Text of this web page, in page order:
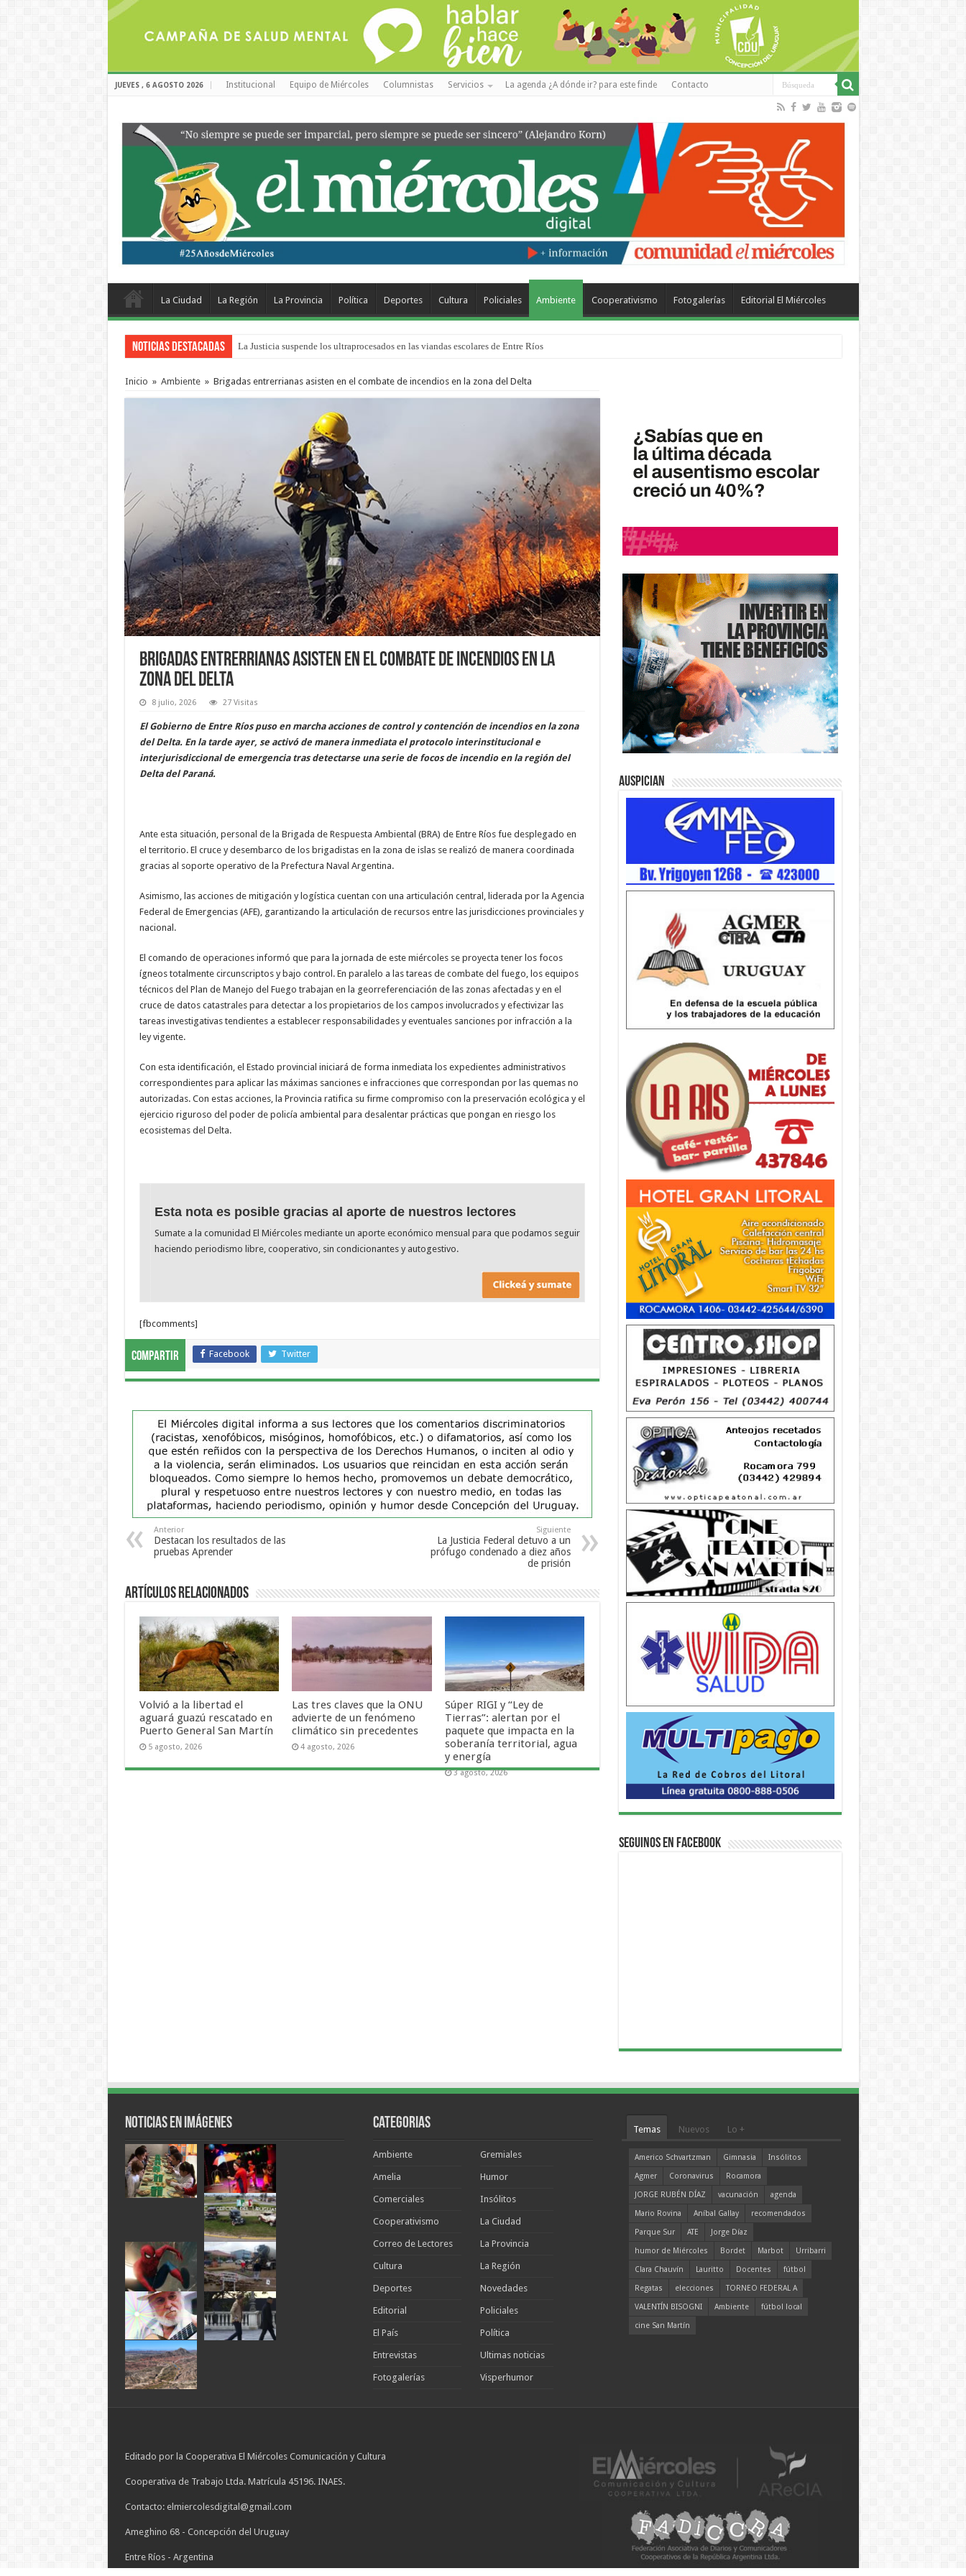
JUEVES , 6 AGOSTO 2026 Institucional Equipo de Miércoles Columnistas Servicios La agenda ¿A dónde ir? para este finde Contacto
La Ciudad La Región La Provincia Política Deportes Cultura Policiales Ambiente Cooperativismo Fotogalerías Editorial El Miércoles
Noticias Destacadas La Justicia suspende los ultraprocesados en las viandas escolares de Entre Ríos
Se presentará la obra “La Runfla de los Macanos”
Inicio » Ambiente » Brigadas entrerrianas asisten en el combate de incendios en la zona del Delta
Brigadas entrerrianas asisten en el combate de incendios en la
zona del Delta
8 julio, 2026 27 Visitas
El Gobierno de Entre Ríos puso en marcha acciones de control y contención de incendios en la zona
del Delta. En la tarde ayer, se activó de manera inmediata el protocolo interinstitucional e
interjurisdiccional de emergencia tras detectarse una serie de focos de incendio en la región del
Delta del Paraná.
Ante esta situación, personal de la Brigada de Respuesta Ambiental (BRA) de Entre Ríos fue desplegado en
el territorio. El cruce y desembarco de los brigadistas en la zona de islas se realizó de manera coordinada
gracias al soporte operativo de la Prefectura Naval Argentina.
Asimismo, las acciones de mitigación y logística cuentan con una articulación central, liderada por la Agencia
Federal de Emergencias (AFE), garantizando la articulación de recursos entre las jurisdicciones provinciales y
nacional.
El comando de operaciones informó que para la jornada de este miércoles se proyecta tener los focos
ígneos totalmente circunscriptos y bajo control. En paralelo a las tareas de combate del fuego, los equipos
técnicos del Plan de Manejo del Fuego trabajan en la georreferenciación de las zonas afectadas y en el
cruce de datos catastrales para detectar a los propietarios de los campos involucrados y efectivizar las
tareas investigativas tendientes a establecer responsabilidades y eventuales sanciones por infracción a la
ley vigente.
Con esta identificación, el Estado provincial iniciará de forma inmediata los expedientes administrativos
correspondientes para aplicar las máximas sanciones e infracciones que correspondan por las quemas no
autorizadas. Con estas acciones, la Provincia ratifica su firme compromiso con la preservación ecológica y el
ejercicio riguroso del poder de policía ambiental para desalentar prácticas que pongan en riesgo los
ecosistemas del Delta.
Esta nota es posible gracias al aporte de nuestros lectores
Sumate a la comunidad El Miércoles mediante un aporte económico mensual para que podamos seguir
haciendo periodismo libre, cooperativo, sin condicionantes y autogestivo.
[fbcomments]
Compartir Facebook Twitter
Anterior
Destacan los resultados de las
pruebas Aprender
Siguiente
La Justicia Federal detuvo a un
prófugo condenado a diez años
de prisión
Artículos Relacionados
Volvió a la libertad el
aguará guazú rescatado en
Puerto General San Martín
5 agosto, 2026
Las tres claves que la ONU
advierte de un fenómeno
climático sin precedentes
4 agosto, 2026
Súper RIGI y “Ley de
Tierras”: alertan por el
paquete que impacta en la
soberanía territorial, agua
y energía
3 agosto, 2026
Auspician
Seguinos en Facebook
Noticias en Imágenes Categorias
Ambiente
Amelia
Comerciales
Cooperativismo
Correo de Lectores
Cultura
Deportes
Editorial
El País
Entrevistas
Fotogalerías
Gremiales
Humor
Insólitos
La Ciudad
La Provincia
La Región
Novedades
Policiales
Política
Ultimas noticias
Visperhumor
Temas Nuevos Lo +
Americo Schvartzman Gimnasia
Insólitos
Agmer
Coronavirus
Rocamora
JORGE RUBÉN DÍAZ
vacunación
agenda
Mario Rovina
Aníbal Gallay
recomendados
Parque Sur
ATE
Jorge Díaz
humor de Miércoles
Bordet Marbot
Urribarri
Clara Chauvín
Lauritto Docentes
fútbol
Regatas
elecciones
TORNEO FEDERAL A
VALENTÍN BISOGNI
Ambiente
fútbol local
cine San Martín
Editado por la Cooperativa El Miércoles Comunicación y Cultura
Cooperativa de Trabajo Ltda. Matrícula 45196. INAES.
Contacto: elmiercolesdigital@gmail.com
Ameghino 68 - Concepción del Uruguay
Entre Ríos - Argentina